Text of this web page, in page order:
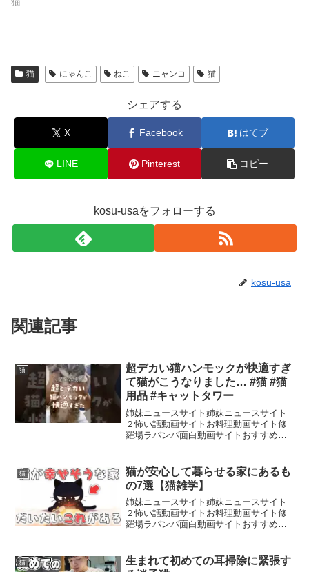
猫 にゃんこ ねこ ニャンコ 猫
シェアする
X Facebook はてブ
LINE Pinterest コピー
kosu-usaをフォローする
kosu-usa
関連記事
猫
超デカい猫ハンモックが快適すぎ
て猫がこうなりました… #猫 #猫
用品 #キャットタワー
姉妹ニュースサイト姉妹ニュースサイト
２怖い話動画サイトお料理動画サイト修
羅場ラバンバ面白動画サイトおすすめ動
ーシャーしてしまうことがあります‼️この
ため、ブラッシング...
猫
猫が安心して暮らせる家にあるも
の7選【猫雑学】
姉妹ニュースサイト姉妹ニュースサイト
２怖い話動画サイトお料理動画サイト修
羅場ラバンバ面白動画サイトおすすめ動
「猫の雑学」🐈‍⬛でもただの解説じゃな
くてジト目でちょっと拗...
猫
生まれて初めての耳掃除に緊張す